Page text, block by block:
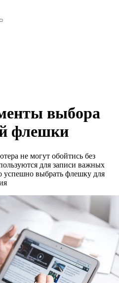
выбора
флешки
не могут обойтись без
для записи важных
выбрать флешку для